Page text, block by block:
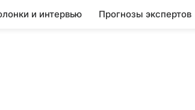
и интервью Прогнозы экспертов